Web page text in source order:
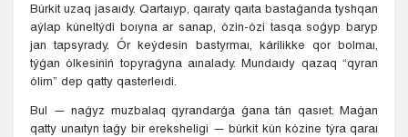
Búrkit uzaq jasaıdy. Qartaıyp, qaıraty qaıta bastaǵanda tyshqan
aýlap kúneltýdi boıyna ar sanap, ózin-ózi tasqa soǵyp baryp
jan tapsyrady. Ór keýdesin bastyrmaı, kárilikke qor bolmaı,
týǵan ólkesiniń topyraǵyna aınalady. Mundaıdy qazaq “qyran
ólim” dep qatty qasterleıdi.
Bul — naǵyz muzbalaq qyrandarǵa ǵana tán qasıet. Maǵan
qatty unaıtyn taǵy bir ereksheligi — búrkit kún kózine týra qaraı